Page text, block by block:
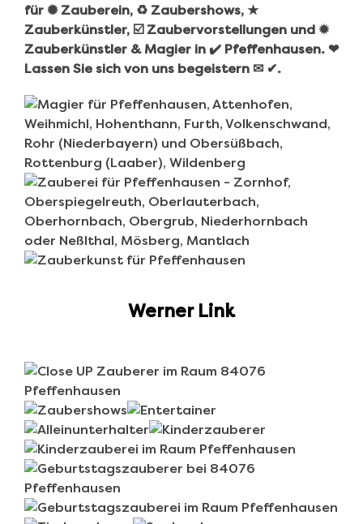
für ✺ Zauberein, ♻ Zaubershows, ★
Zauberkünstler, ☑️ Zaubervorstellungen und ✹
Zauberkünstler & Magier in ✔️ Pfeffenhausen. ❤
Lassen Sie sich von uns begeistern ✉ ✔.
Werner Link